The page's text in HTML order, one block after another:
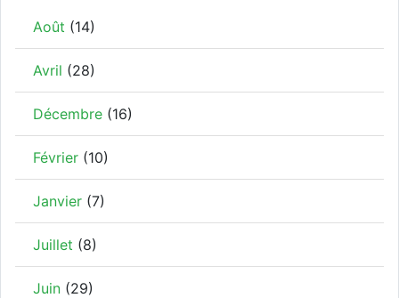
Août (14)
Avril (28)
Décembre (16)
Février (10)
Janvier (7)
Juillet (8)
Juin (29)